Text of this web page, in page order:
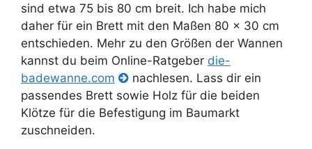
sind etwa 75 bis 80 cm breit. Ich habe mich
daher für ein Brett mit den Maßen 80 x 30 cm
entschieden. Mehr zu den Größen der Wannen
kannst du beim Online-Ratgeber die-
badewanne.com
nachlesen. Lass dir ein
passendes Brett sowie Holz für die beiden
Klötze für die Befestigung im Baumarkt
zuschneiden.